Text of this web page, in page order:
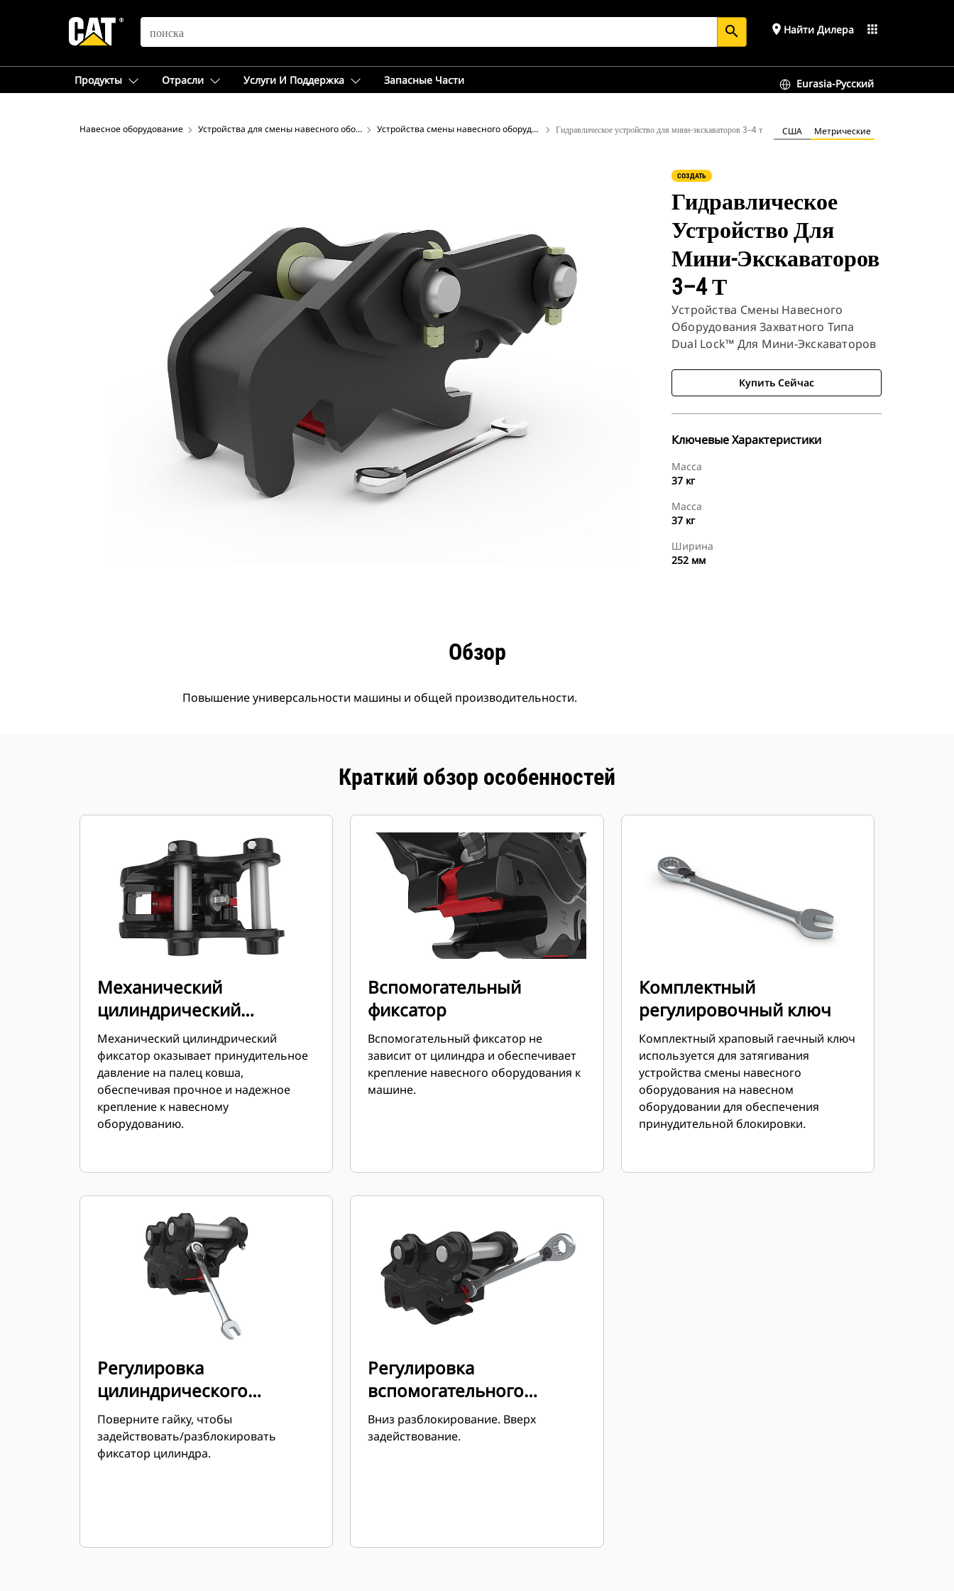
SEARCH search place Найти Дилера apps
Продукты Отрасли Услуги И Поддержка Запасные Части Eurasia-Русский
Навесное оборудование Устройства для смены навесного оборудования ― экскаватор Устройства смены навесного оборудования захватного типа Dual Lock™ для мини-экскаваторов Гидравлическое устройство для мини-экскаваторов 3–4 т США Метрические
СОЗДАТЬ
Гидравлическое
Устройство Для
Мини-Экскаваторов
3–4 Т
Устройства Смены Навесного
Оборудования Захватного Типа
Dual Lock™ Для Мини-Экскаваторов
Купить Сейчас
Ключевые Характеристики
Масса
37 кг
Масса
37 кг
Ширина
252 мм
Обзор
Повышение универсальности машины и общей производительности.
Краткий обзор особенностей
Механический
цилиндрический
фиксатор
Механический цилиндрический
фиксатор оказывает принудительное
давление на палец ковша,
обеспечивая прочное и надежное
крепление к навесному
оборудованию.
Вспомогательный
фиксатор
Вспомогательный фиксатор не
зависит от цилиндра и обеспечивает
крепление навесного оборудования к
машине.
Комплектный
регулировочный ключ
Комплектный храповый гаечный ключ
используется для затягивания
устройства смены навесного
оборудования на навесном
оборудовании для обеспечения
принудительной блокировки.
Регулировка
цилиндрического
фиксатора
Поверните гайку, чтобы
задействовать/разблокировать
фиксатор цилиндра.
Регулировка
вспомогательного
фиксатора
Вниз разблокирование. Вверх
задействование.